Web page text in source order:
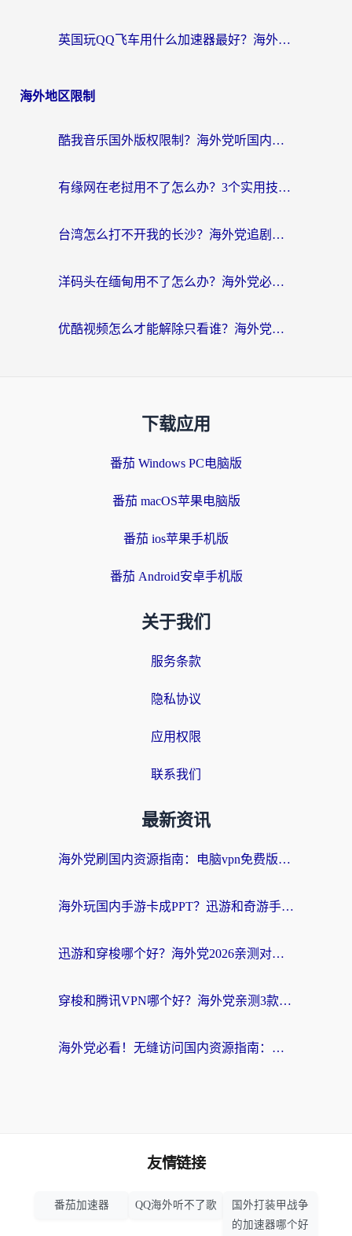
英国玩QQ飞车用什么加速器最好？海外党亲测，告别漂移卡顿的终极选择
海外地区限制
酷我音乐国外版权限制？海外党听国内歌、玩游戏、看剧的一站式解决方案
有缘网在老挝用不了怎么办？3个实用技巧解决海外访问国内服务难题
台湾怎么打不开我的长沙？海外党追剧看片、用环球时报不卡的实用指南
洋码头在缅甸用不了怎么办？海外党必备回国加速指南，解决追剧购物生活服务难题
优酷视频怎么才能解除只看谁？海外党亲测有效的追剧自由指南
下载应用
番茄 Windows PC电脑版
番茄 macOS苹果电脑版
番茄 ios苹果手机版
番茄 Android安卓手机版
关于我们
服务条款
隐私协议
应用权限
联系我们
最新资讯
海外党刷国内资源指南：电脑vpn免费版真的能用吗？选对加速器才是关键
海外玩国内手游卡成PPT？迅游和奇游手游哪个好？附真实VPN评测及番茄加速器体验
迅游和穿梭哪个好？海外党2026亲测对比+免费vs付费选择指南，附番茄加速器实测体验
穿梭和腾讯VPN哪个好？海外党亲测3款热门回国加速器，附避坑指南
海外党必看！无缝访问国内资源指南：从vpn官网下载到加速器选择（附番茄实测）
友情链接
番茄加速器 QQ海外听不了歌
国外打装甲战争
的加速器哪个好